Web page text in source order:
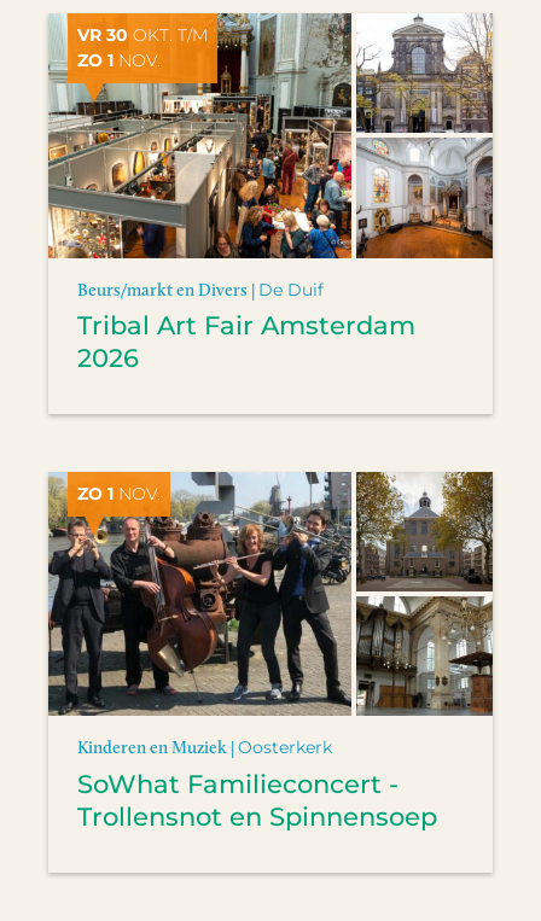
VR 30 OKT. T/M
ZO 1 NOV.
Beurs/markt en Divers | De Duif
Tribal Art Fair Amsterdam
2026
ZO 1 NOV.
Kinderen en Muziek |Oosterkerk
SoWhat Familieconcert -
Trollensnot en Spinnensoep